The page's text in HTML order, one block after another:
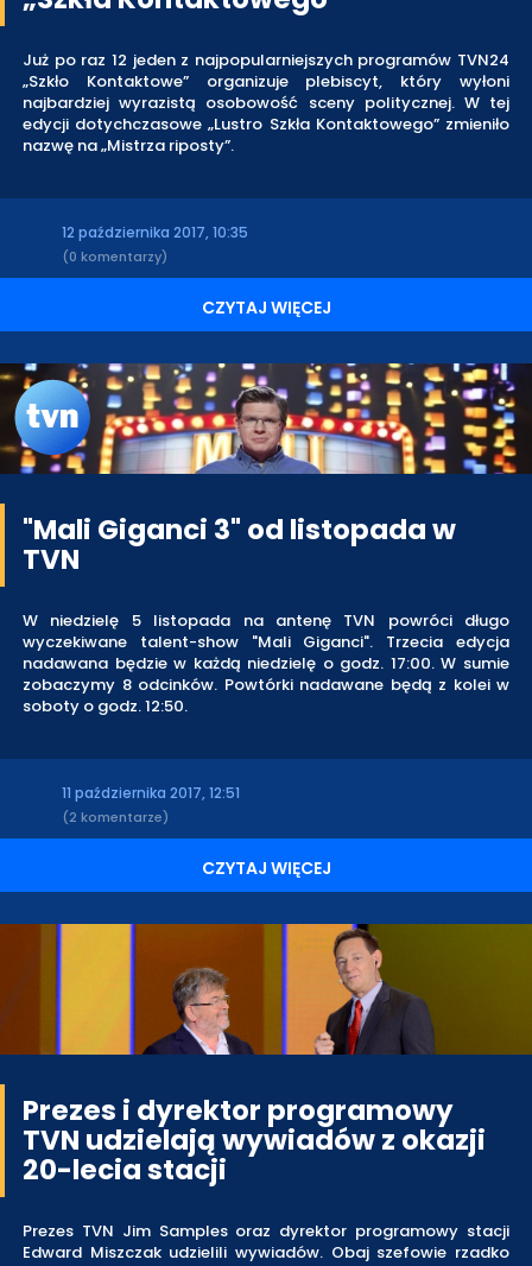
Już po raz 12 jeden z najpopularniejszych programów TVN24
„Szkło Kontaktowe” organizuje plebiscyt, który wyłoni
najbardziej wyrazistą osobowość sceny politycznej. W tej
edycji dotychczasowe „Lustro Szkła Kontaktowego” zmieniło
nazwę na „Mistrza riposty”.
12 października 2017, 10:35
(0 komentarzy)
CZYTAJ WIĘCEJ
"Mali Giganci 3" od listopada w
TVN
W niedzielę 5 listopada na antenę TVN powróci długo
wyczekiwane talent-show "Mali Giganci". Trzecia edycja
nadawana będzie w każdą niedzielę o godz. 17:00. W sumie
zobaczymy 8 odcinków. Powtórki nadawane będą z kolei w
soboty o godz. 12:50.
11 października 2017, 12:51
(2 komentarze)
CZYTAJ WIĘCEJ
Prezes i dyrektor programowy
TVN udzielają wywiadów z okazji
20-lecia stacji
Prezes TVN Jim Samples oraz dyrektor programowy stacji
Edward Miszczak udzielili wywiadów. Obaj szefowie rzadko